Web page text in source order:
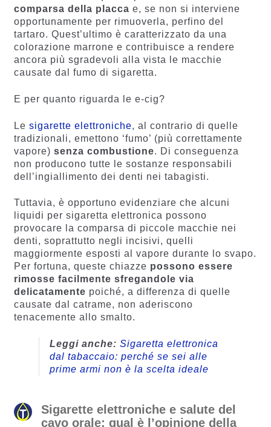
comparsa della placca e, se non si interviene
opportunamente per rimuoverla, perfino del
tartaro. Quest’ultimo è caratterizzato da una
colorazione marrone e contribuisce a rendere
ancora più sgradevoli alla vista le macchie
causate dal fumo di sigaretta.
E per quanto riguarda le e-cig?
Le sigarette elettroniche, al contrario di quelle
tradizionali, emettono ‘fumo’ (più correttamente
vapore) senza combustione. Di conseguenza
non producono tutte le sostanze responsabili
dell’ingiallimento dei denti nei tabagisti.
Tuttavia, è opportuno evidenziare che alcuni
liquidi per sigaretta elettronica possono
provocare la comparsa di piccole macchie nei
denti, soprattutto negli incisivi, quelli
maggiormente esposti al vapore durante lo svapo.
Per fortuna, queste chiazze possono essere
rimosse facilmente sfregandole via
delicatamente poiché, a differenza di quelle
causate dal catrame, non aderiscono
tenacemente allo smalto.
Leggi anche: Sigaretta elettronica
dal tabaccaio: perché se sei alle
prime armi non è la scelta ideale
Sigarette elettroniche e salute del
cavo orale: qual è l’opinione della